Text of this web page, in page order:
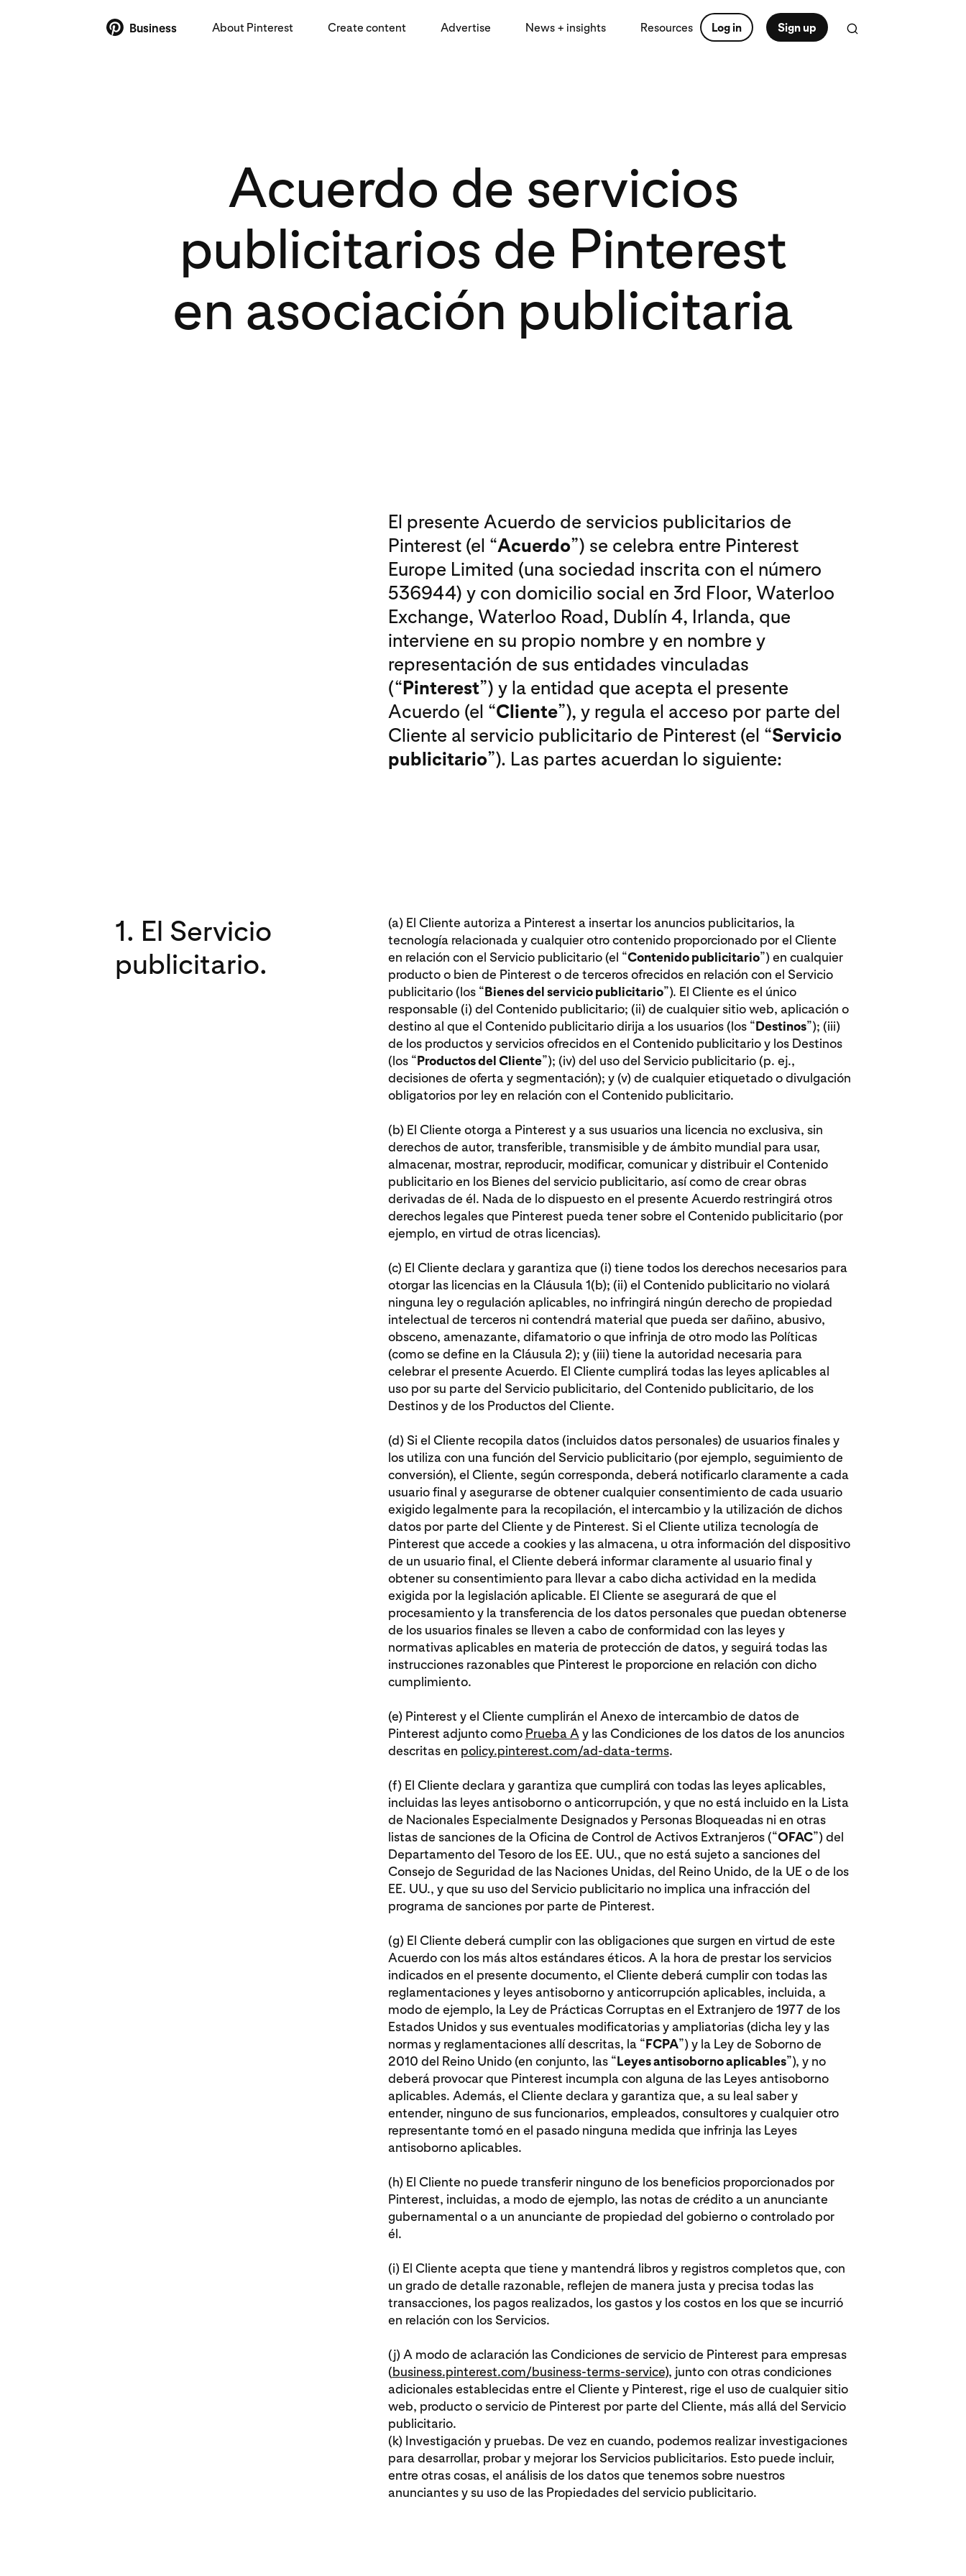
Business About Pinterest Create content Advertise News + insights Resources Log in Sign up
Acuerdo de servicios
publicitarios de Pinterest
en asociación publicitaria
El presente Acuerdo de servicios publicitarios de
Pinterest (el “Acuerdo”) se celebra entre Pinterest
Europe Limited (una sociedad inscrita con el número
536944) y con domicilio social en 3rd Floor, Waterloo
Exchange, Waterloo Road, Dublín 4, Irlanda, que
interviene en su propio nombre y en nombre y
representación de sus entidades vinculadas
(“Pinterest”) y la entidad que acepta el presente
Acuerdo (el “Cliente”), y regula el acceso por parte del
Cliente al servicio publicitario de Pinterest (el “Servicio
publicitario”). Las partes acuerdan lo siguiente:
1. El Servicio
publicitario.
(a) El Cliente autoriza a Pinterest a insertar los anuncios publicitarios, la
tecnología relacionada y cualquier otro contenido proporcionado por el Cliente
en relación con el Servicio publicitario (el “Contenido publicitario”) en cualquier
producto o bien de Pinterest o de terceros ofrecidos en relación con el Servicio
publicitario (los “Bienes del servicio publicitario”). El Cliente es el único
responsable (i) del Contenido publicitario; (ii) de cualquier sitio web, aplicación o
destino al que el Contenido publicitario dirija a los usuarios (los “Destinos”); (iii)
de los productos y servicios ofrecidos en el Contenido publicitario y los Destinos
(los “Productos del Cliente”); (iv) del uso del Servicio publicitario (p. ej.,
decisiones de oferta y segmentación); y (v) de cualquier etiquetado o divulgación
obligatorios por ley en relación con el Contenido publicitario.
(b) El Cliente otorga a Pinterest y a sus usuarios una licencia no exclusiva, sin
derechos de autor, transferible, transmisible y de ámbito mundial para usar,
almacenar, mostrar, reproducir, modificar, comunicar y distribuir el Contenido
publicitario en los Bienes del servicio publicitario, así como de crear obras
derivadas de él. Nada de lo dispuesto en el presente Acuerdo restringirá otros
derechos legales que Pinterest pueda tener sobre el Contenido publicitario (por
ejemplo, en virtud de otras licencias).
(c) El Cliente declara y garantiza que (i) tiene todos los derechos necesarios para
otorgar las licencias en la Cláusula 1(b); (ii) el Contenido publicitario no violará
ninguna ley o regulación aplicables, no infringirá ningún derecho de propiedad
intelectual de terceros ni contendrá material que pueda ser dañino, abusivo,
obsceno, amenazante, difamatorio o que infrinja de otro modo las Políticas
(como se define en la Cláusula 2); y (iii) tiene la autoridad necesaria para
celebrar el presente Acuerdo. El Cliente cumplirá todas las leyes aplicables al
uso por su parte del Servicio publicitario, del Contenido publicitario, de los
Destinos y de los Productos del Cliente.
(d) Si el Cliente recopila datos (incluidos datos personales) de usuarios finales y
los utiliza con una función del Servicio publicitario (por ejemplo, seguimiento de
conversión), el Cliente, según corresponda, deberá notificarlo claramente a cada
usuario final y asegurarse de obtener cualquier consentimiento de cada usuario
exigido legalmente para la recopilación, el intercambio y la utilización de dichos
datos por parte del Cliente y de Pinterest. Si el Cliente utiliza tecnología de
Pinterest que accede a cookies y las almacena, u otra información del dispositivo
de un usuario final, el Cliente deberá informar claramente al usuario final y
obtener su consentimiento para llevar a cabo dicha actividad en la medida
exigida por la legislación aplicable. El Cliente se asegurará de que el
procesamiento y la transferencia de los datos personales que puedan obtenerse
de los usuarios finales se lleven a cabo de conformidad con las leyes y
normativas aplicables en materia de protección de datos, y seguirá todas las
instrucciones razonables que Pinterest le proporcione en relación con dicho
cumplimiento.
(e) Pinterest y el Cliente cumplirán el Anexo de intercambio de datos de
Pinterest adjunto como Prueba A y las Condiciones de los datos de los anuncios
descritas en policy.pinterest.com/ad-data-terms.
(f) El Cliente declara y garantiza que cumplirá con todas las leyes aplicables,
incluidas las leyes antisoborno o anticorrupción, y que no está incluido en la Lista
de Nacionales Especialmente Designados y Personas Bloqueadas ni en otras
listas de sanciones de la Oficina de Control de Activos Extranjeros (“OFAC”) del
Departamento del Tesoro de los EE. UU., que no está sujeto a sanciones del
Consejo de Seguridad de las Naciones Unidas, del Reino Unido, de la UE o de los
EE. UU., y que su uso del Servicio publicitario no implica una infracción del
programa de sanciones por parte de Pinterest.
(g) El Cliente deberá cumplir con las obligaciones que surgen en virtud de este
Acuerdo con los más altos estándares éticos. A la hora de prestar los servicios
indicados en el presente documento, el Cliente deberá cumplir con todas las
reglamentaciones y leyes antisoborno y anticorrupción aplicables, incluida, a
modo de ejemplo, la Ley de Prácticas Corruptas en el Extranjero de 1977 de los
Estados Unidos y sus eventuales modificatorias y ampliatorias (dicha ley y las
normas y reglamentaciones allí descritas, la “FCPA”) y la Ley de Soborno de
2010 del Reino Unido (en conjunto, las “Leyes antisoborno aplicables”), y no
deberá provocar que Pinterest incumpla con alguna de las Leyes antisoborno
aplicables. Además, el Cliente declara y garantiza que, a su leal saber y
entender, ninguno de sus funcionarios, empleados, consultores y cualquier otro
representante tomó en el pasado ninguna medida que infrinja las Leyes
antisoborno aplicables.
(h) El Cliente no puede transferir ninguno de los beneficios proporcionados por
Pinterest, incluidas, a modo de ejemplo, las notas de crédito a un anunciante
gubernamental o a un anunciante de propiedad del gobierno o controlado por
él.
(i) El Cliente acepta que tiene y mantendrá libros y registros completos que, con
un grado de detalle razonable, reflejen de manera justa y precisa todas las
transacciones, los pagos realizados, los gastos y los costos en los que se incurrió
en relación con los Servicios.
(j) A modo de aclaración las Condiciones de servicio de Pinterest para empresas
(business.pinterest.com/business-terms-service), junto con otras condiciones
adicionales establecidas entre el Cliente y Pinterest, rige el uso de cualquier sitio
web, producto o servicio de Pinterest por parte del Cliente, más allá del Servicio
publicitario.
(k) Investigación y pruebas. De vez en cuando, podemos realizar investigaciones
para desarrollar, probar y mejorar los Servicios publicitarios. Esto puede incluir,
entre otras cosas, el análisis de los datos que tenemos sobre nuestros
anunciantes y su uso de las Propiedades del servicio publicitario.